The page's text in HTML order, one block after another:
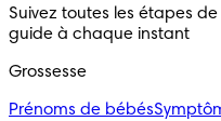
Suivez toutes les étapes
guide à chaque instant
Grossesse
Prénoms de bébés